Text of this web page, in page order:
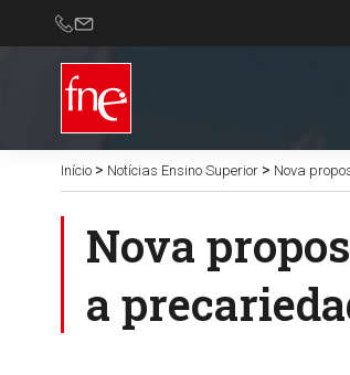
Início > Notícias Ensino Superior > Nova
Nova
a